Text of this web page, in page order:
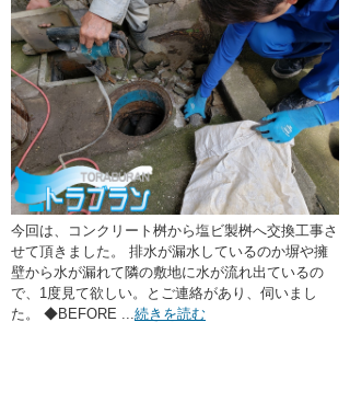
今回は、コンクリート桝から塩ビ製桝へ交換工事さ
せて頂きました。 排水が漏水しているのか塀や擁
壁から水が漏れて隣の敷地に水が流れ出ているの
で、1度見て欲しい。とご連絡があり、伺いまし
た。 ◆BEFORE ... 続きを読む